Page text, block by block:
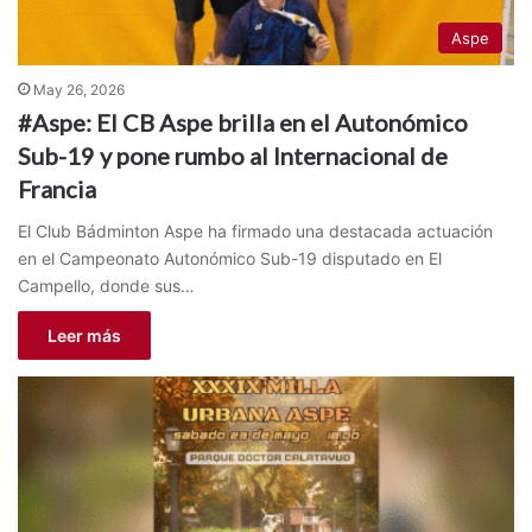
Aspe
May 26, 2026
#Aspe: El CB Aspe brilla en el Autonómico
Sub-19 y pone rumbo al Internacional de
Francia
El Club Bádminton Aspe ha firmado una destacada actuación
en el Campeonato Autonómico Sub-19 disputado en El
Campello, donde sus…
Leer más